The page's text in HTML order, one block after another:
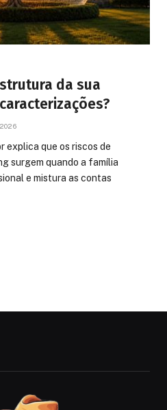
da sua
explica que os riscos de
surgem quando a família
e mistura as contas